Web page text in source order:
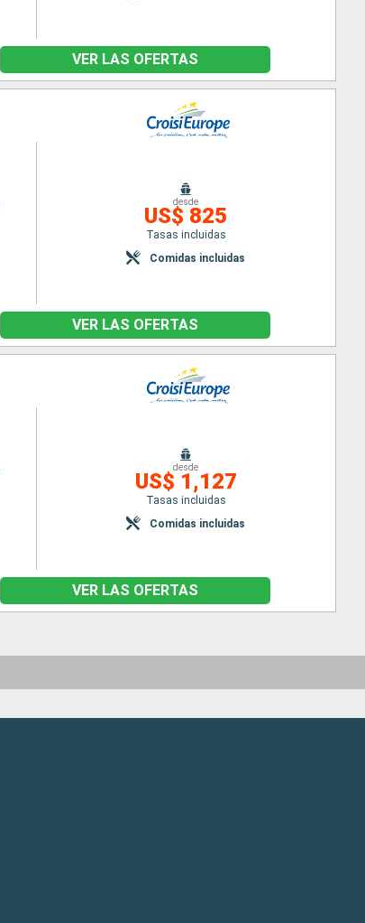
VER LAS OFERTAS
desde
US$ 825
Tasas incluidas
Comidas incluidas
VER LAS OFERTAS
desde
US$ 1,127
Tasas incluidas
Comidas incluidas
VER LAS OFERTAS